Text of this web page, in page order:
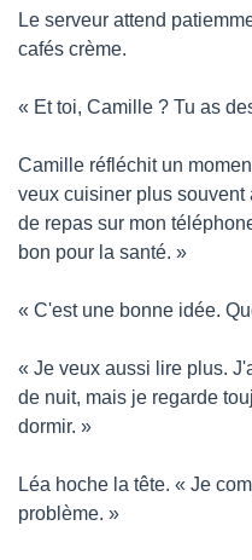
Le serveur attend
cafés crème.
« Et toi, Camille ? Tu as
Camille réfléchit un
veux cuisiner plus souvent
de repas sur mon
bon pour la santé. »
« C'est une bonne idée.
« Je veux aussi lire plus.
de nuit, mais je regarde
dormir. »
Léa hoche la tête. « Je
problème. »